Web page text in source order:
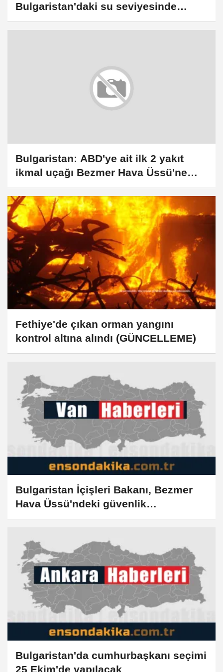
Bulgaristan'daki su seviyesinde
düşüş sürüyor
Bulgaristan: ABD'ye ait ilk 2 yakıt
ikmal uçağı Bezmer Hava Üssü'ne
indi
Fethiye'de çıkan orman yangını
kontrol altına alındı (GÜNCELLEME)
Bulgaristan İçişleri Bakanı, Bezmer
Hava Üssü'ndeki güvenlik
önlemlerinin yeterli olduğunu söyledi
Bulgaristan'da cumhurbaşkanı seçimi
25 Ekim'de yapılacak